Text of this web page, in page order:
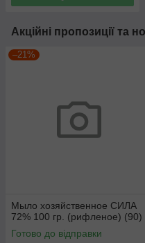
Акційні пропозиції та
–21%
Мыло хозяйственное СИЛА
72% 100 гр. (рифленое) (90)
Готово до відправки